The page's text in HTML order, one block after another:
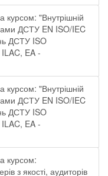
курсом: "Внутрішній
ДСТУ EN ISO/IEC
ДСТУ ISO
EA -
курсом: "Внутрішній
ДСТУ EN ISO/IEC
ДСТУ ISO
EA -
курсом:
з якості, аудиторів